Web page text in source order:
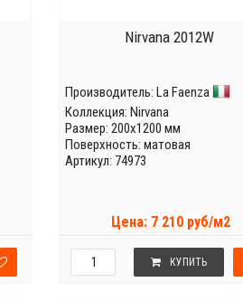
Nirvana 2012W
Производитель: La Faenza
Коллекция: Nirvana
Размер: 200x1200 мм
Поверхность: матовая
Артикул: 74973
Цена: 7 210 руб/м2
КУПИТЬ